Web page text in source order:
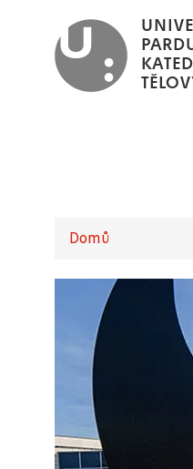
hlavnímu
navigace
Domů